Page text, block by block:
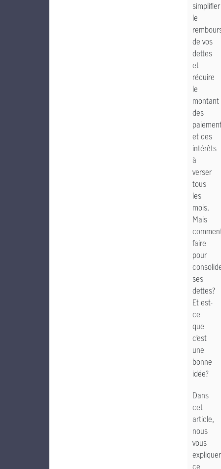
simplifier
le
de vos
dettes
et
réduire
le
montant
des
et des
intérêts
à
verser
tous
les
mois.
Mais
faire
pour
ses
dettes?
Et est-
ce
que
c’est
une
bonne
idée?
Dans
cet
article,
nous
vous
ce